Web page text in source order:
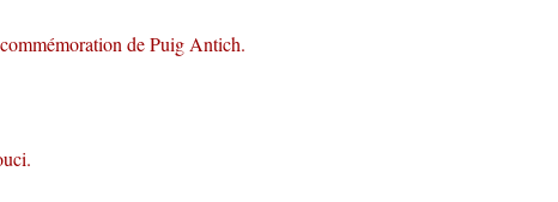
de Puig Antich.